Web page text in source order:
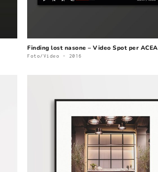
Finding lost nasone – Video Spot per ACEA
Foto/Video - 2016